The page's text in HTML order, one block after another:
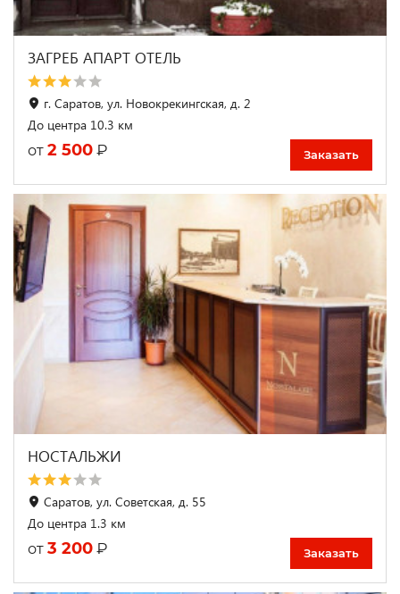
ЗАГРЕБ АПАРТ ОТЕЛЬ
г. Саратов, ул. Новокрекингская, д. 2
До центра 10.3 км
от 2 500 ₽ Заказать
НОСТАЛЬЖИ
Саратов, ул. Советская, д. 55
До центра 1.3 км
от 3 200 ₽ Заказать